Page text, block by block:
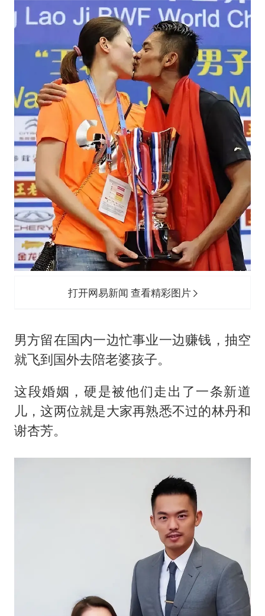
打开网易新闻 查看精彩图片
男方留在国内一边忙事业一边赚钱，抽空
就飞到国外去陪老婆孩子。
这段婚姻，硬是被他们走出了一条新道
儿，这两位就是大家再熟悉不过的林丹和
谢杏芳。